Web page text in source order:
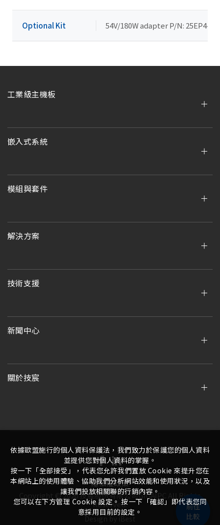
前往
比較
Optional Kit 54V/180W adapter P/N: 25EP4-
工業級主機板
嵌入式系統
模組與套件
解決方案
技術支援
新聞中心
關於技宸
Copyright ©2026 技宸股份有限公司GIGAIPC
All Rights
Reserved.
Designby iBest
隱私權政策
依據歐盟施行的個人資料保護法，我們致力於保護您的個人資料
並提供您對個人資料的掌握。
按一下「全部接受」，代表您允許我們置放 Cookie 來提升您在
本網站上的使用體驗、協助我們分析網站效能和使用狀況，以及
讓我們投放相關聯的行銷內容。
您可以在下方管理 Cookie 設定。 按一下「確認」即代表您同
意採用目前的設定。